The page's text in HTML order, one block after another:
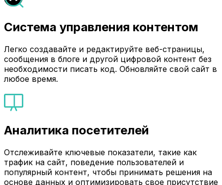
Система управления контентом
Легко создавайте и редактируйте веб-страницы,
сообщения в блоге и другой цифровой контент без
необходимости писать код. Обновляйте свой сайт в
любое время.
Аналитика посетителей
Отслеживайте ключевые показатели, такие как
трафик на сайт, поведение пользователей и
популярный контент, чтобы принимать решения на
основе данных и оптимизировать свое присутствие